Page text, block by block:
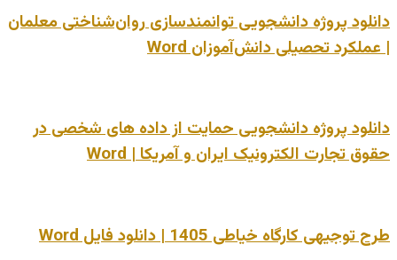
دانلود پروژه دانشجویی توانمندسازی روان‌شناختی معلمان
| عملکرد تحصیلی دانش‌آموزان Word
دانلود پروژه دانشجویی حمایت از داده های شخصی در
حقوق تجارت الکترونیک ایران و آمریکا | Word
طرح توجیهی کارگاه خیاطی 1405 | دانلود فایل Word